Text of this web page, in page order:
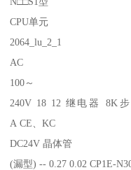
CPU单元
2064_lu_2_1
AC
100～
240V 18 12 继电器 8K步
A CE、KC
DC24V 晶体管
(漏型) -- 0.27 0.02 CP1E-